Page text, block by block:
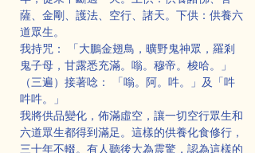
薩、金剛、護法、空行、諸天。下供：供養六
道眾生。
我持咒： 「大鵬金翅鳥，曠野鬼神眾，羅剎
鬼子母，甘露悉充滿。嗡。穆帝。梭哈。」
（三遍）接著唸： 「嗡。阿。吽。」及「吽
吽吽。」
我將供品變化，佈滿虛空，讓一切空行眾生和
六道眾生都得到滿足。這樣的供養化食修行，
三十年不輟。有人聽後大為震驚，認為這樣的